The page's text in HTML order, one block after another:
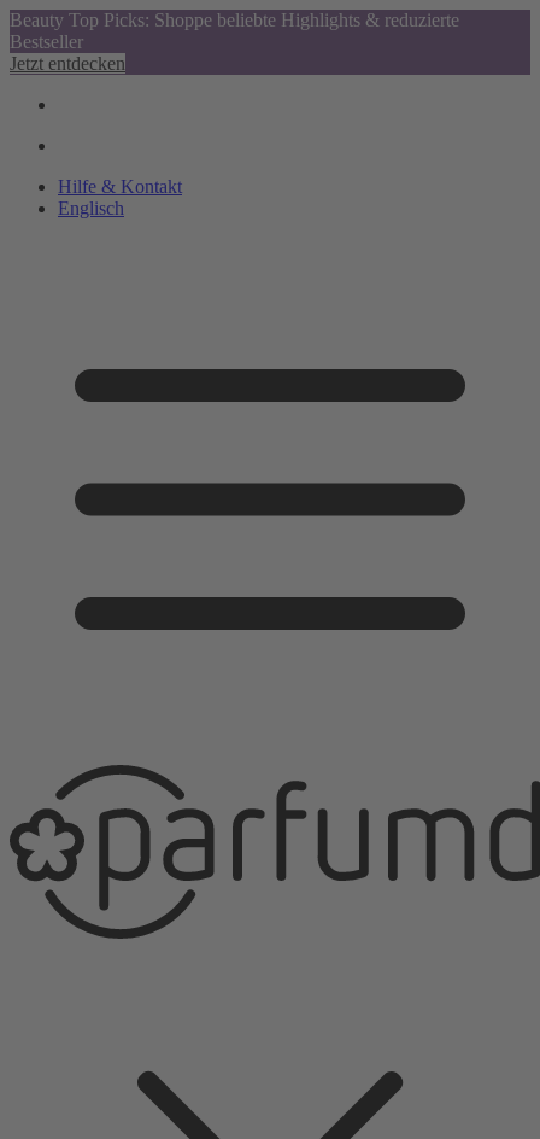
Beauty Top Picks: Shoppe beliebte Highlights & reduzierte
Bestseller
Jetzt entdecken
Hilfe & Kontakt
Englisch